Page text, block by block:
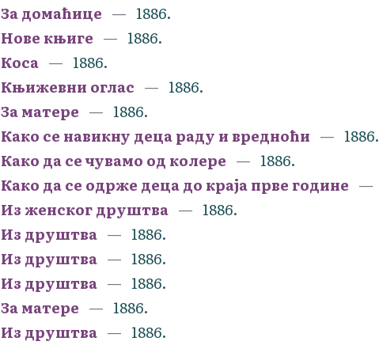
За домаћице
1886.
Нове књиге
1886.
Коса
1886.
Књижевни оглас
1886.
За матере
1886.
Како се навикну деца раду и вредноћи
1886.
Како да се чувамо од колере
1886.
Како да се одрже деца до краја прве године
Из женског друштва
1886.
Из друштва
1886.
Из друштва
1886.
Из друштва
1886.
За матере
1886.
Из друштва
1886.